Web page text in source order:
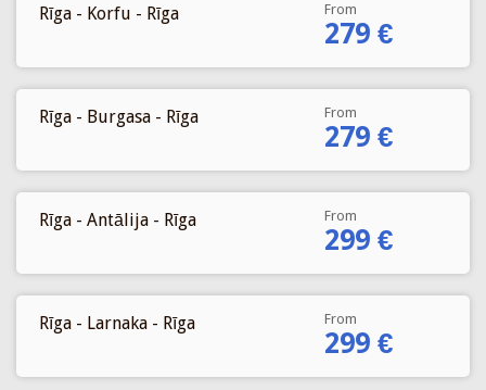
Rīga - Korfu - Rīga From
279 €
Rīga - Burgasa - Rīga From
279 €
Rīga - Antālija - Rīga From
299 €
Rīga - Larnaka - Rīga From
299 €